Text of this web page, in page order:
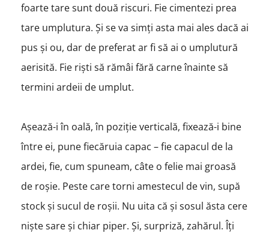
foarte tare sunt două riscuri. Fie cimentezi prea
tare umplutura. Și se va simți asta mai ales dacă ai
pus și ou, dar de preferat ar fi să ai o umplutură
aerisită. Fie riști să rămâi fără carne înainte să
termini ardeii de umplut.
Așează-i în oală, în poziție verticală, fixează-i bine
între ei, pune fiecăruia capac – fie capacul de la
ardei, fie, cum spuneam, câte o felie mai groasă
de roșie. Peste care torni amestecul de vin, supă
stock și sucul de roșii. Nu uita că și sosul ăsta cere
niște sare și chiar piper. Și, surpriză, zahărul. Îți